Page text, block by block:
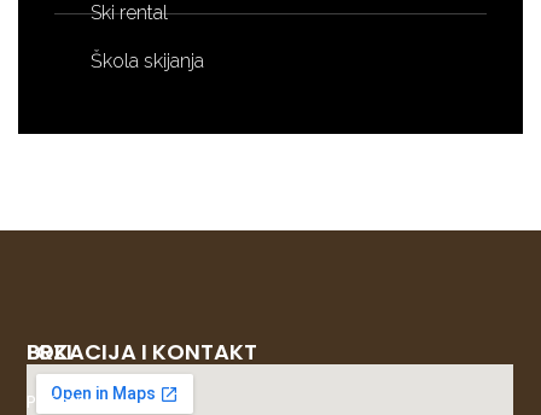
Ski rental
Škola skijanja
BRZI
LINKOVI
Početna
LOKACIJA I KONTAKT